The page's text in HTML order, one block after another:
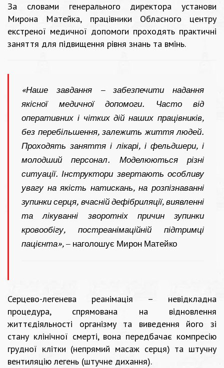
За словами генерального директора установи
Мирона Матейка, працівники Обласного центру
екстреної медичної допомоги проходять практичні
заняття для підвищення рівня знань та вмінь.
«Наше завдання – забезпечити надання
якісної медичної допомоги. Часто від
оперативних і чітких дій наших працівників,
без перебільшення, залежить життя людей.
Проходять заняття і лікарі, і фельдшери, і
молодший персонал. Моделюються різні
ситуації. Інструктори звертають особливу
увагу на якість натискань, на розпізнаванні
зупинки серця, вчасній дефібриляції, виявленні
та лікуванні зворотніх причин зупинки
кровообігу, постреанімаційній підтримці
пацієнта», – наголошує Мирон Матейко
Серцево-легенева реанімація – невідкладна
процедура, спрямована на відновлення
життєдіяльності організму та виведення його зі
стану клінічної смерті, вона передбачає компресію
грудної клітки (непрямий масаж серця) та штучну
вентиляцію легень (штучне дихання).